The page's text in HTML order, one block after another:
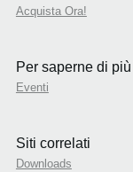
Acquista Ora!
Per saperne di più
Eventi
Siti correlati
Downloads